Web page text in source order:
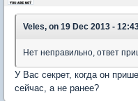
Veles, on 19 Dec 2013 -
Нет неправильно, ответ
У Вас секрет, когда он
сейчас, а не ранее?